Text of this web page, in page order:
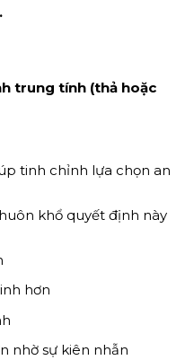
trung tính (thả hoặc
tinh chỉnh lựa chọn an
khổ quyết định này
hơn
nhờ sự kiên nhẫn